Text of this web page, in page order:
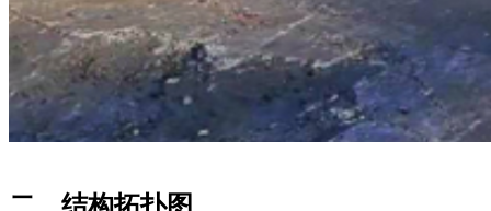
二、结构拓扑图